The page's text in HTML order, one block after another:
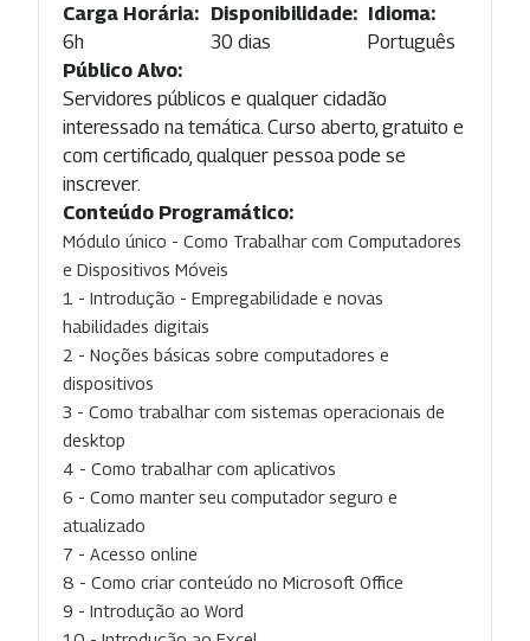
Carga Horária:
6h
Disponibilidade:
30 dias
Idioma:
Português
Público Alvo:
Servidores públicos e qualquer cidadão
interessado na temática. Curso aberto, gratuito e
com certificado, qualquer pessoa pode se
inscrever.
Conteúdo Programático:
Módulo único - Como Trabalhar com Computadores
e Dispositivos Móveis
1 - Introdução - Empregabilidade e novas
habilidades digitais
2 - Noções básicas sobre computadores e
dispositivos
3 - Como trabalhar com sistemas operacionais de
desktop
4 - Como trabalhar com aplicativos
6 - Como manter seu computador seguro e
atualizado
7 - Acesso online
8 - Como criar conteúdo no Microsoft Office
9 - Introdução ao Word